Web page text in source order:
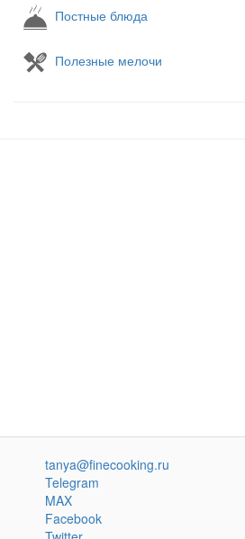
Постные блюда
Полезные мелочи
tanya@finecooking.ru
Telegram
MAX
Facebook